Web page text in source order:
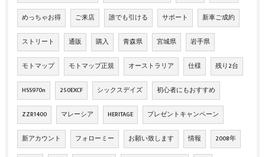
めっちゃお得 ご来店 誰でも引ける サポート 新車ご成約
ストリート 通販 購入 青森県 宮城県 岩手県
モトマップ モトマップ正規 オーストラリア 仕様 残り2台
HSS970n 250EXCF シックスデイズ 初心者にもおすすめ
ZZR1400 マレーシア HERITAGE プレゼントキャンペーン
新アカウント フォローミー お願い致します 情報 2008年